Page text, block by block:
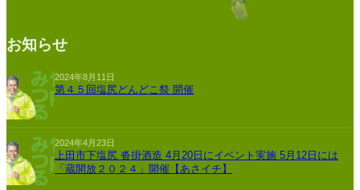
お知らせ
2024年8月11日
第４５回塩尻どんどこ祭 開催
2024年4月23日
上田市下塩尻 沓掛酒造 4月20日にイベント実施 5月12日には
「蔵開放２０２４」開催【あさイチ】